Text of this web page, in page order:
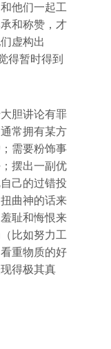
他们一起工
和称赞，才
虚构出
得暂时得到
胆讲论有罪
常拥有某方
需要粉饰事
摆出一副优
己的过错投
曲神的话来
耻和悔恨来
比如努力工
重物质的好
得极其真